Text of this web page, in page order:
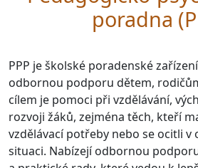
poradna
PPP je školské poradenské
odbornou podporu dětem,
cílem je pomoci při vzdělávání,
rozvoji žáků, zejména těch, kteří
vzdělávací potřeby nebo se ocitli v
situaci. Nabízejí odbornou